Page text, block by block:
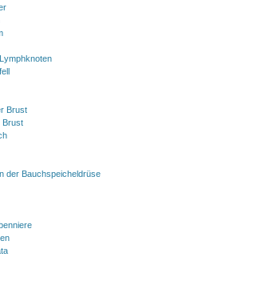
Brust
Brust
der Bauchspeicheldrüse